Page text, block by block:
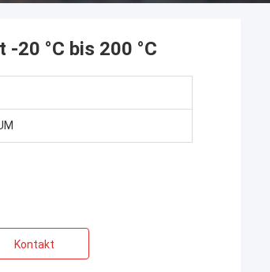
20 °C bis 200 °C
Kontakt